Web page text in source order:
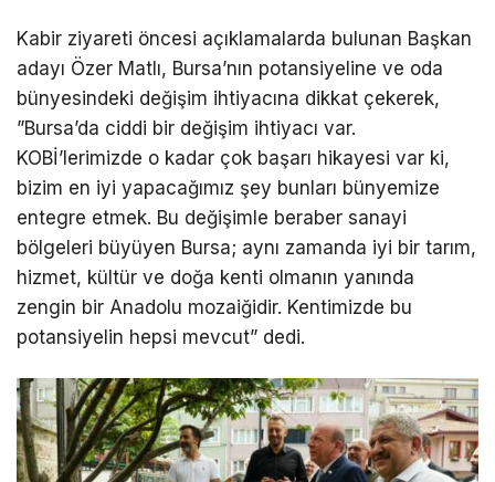
​Kabir ziyareti öncesi açıklamalarda bulunan Başkan
adayı Özer Matlı, Bursa’nın potansiyeline ve oda
bünyesindeki değişim ihtiyacına dikkat çekerek, ​
”Bursa’da ciddi bir değişim ihtiyacı var.
KOBİ’lerimizde o kadar çok başarı hikayesi var ki,
bizim en iyi yapacağımız şey bunları bünyemize
entegre etmek. Bu değişimle beraber sanayi
bölgeleri büyüyen Bursa; aynı zamanda iyi bir tarım,
hizmet, kültür ve doğa kenti olmanın yanında
zengin bir Anadolu mozaiğidir. Kentimizde bu
potansiyelin hepsi mevcut” dedi.